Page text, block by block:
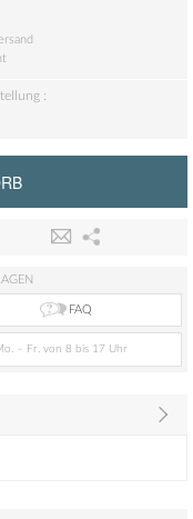
:
FAQ
– Fr. von 8 bis 17 Uhr